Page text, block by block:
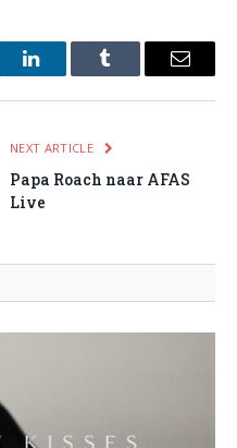
LinkedInTumblr Email
NEXT ARTICLE
Papa Roach naar AFAS
Live